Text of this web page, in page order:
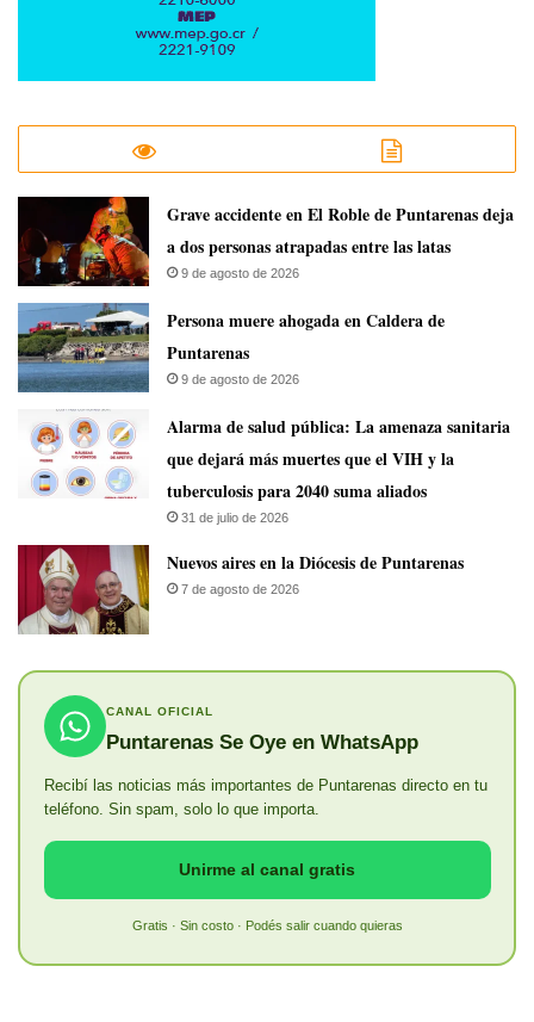
Grave accidente en El Roble de Puntarenas deja
a dos personas atrapadas entre las latas
9 de agosto de 2026
Persona muere ahogada en Caldera de
Puntarenas
9 de agosto de 2026
​Alarma de salud pública: La amenaza sanitaria
que dejará más muertes que el VIH y la
tuberculosis para 2040 suma aliados
31 de julio de 2026
​Nuevos aires en la Diócesis de Puntarenas
7 de agosto de 2026
CANAL OFICIAL
Puntarenas Se Oye en WhatsApp
Recibí las noticias más importantes de Puntarenas directo en tu
teléfono. Sin spam, solo lo que importa.
Unirme al canal gratis
Gratis · Sin costo · Podés salir cuando quieras